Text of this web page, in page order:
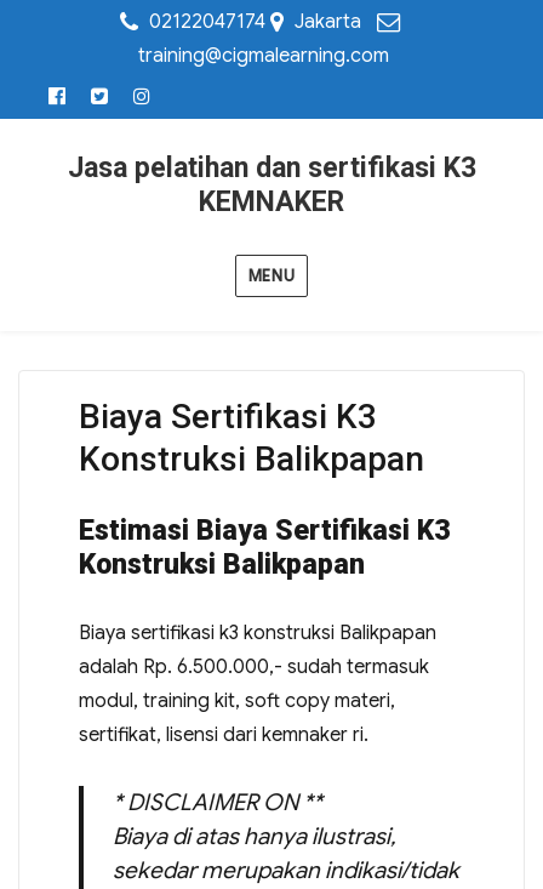
02122047174
Jakarta
training@cigmalearning.com
Jasa pelatihan dan sertifikasi K3
KEMNAKER
MENU
Biaya Sertifikasi K3
Konstruksi Balikpapan
Estimasi Biaya Sertifikasi K3
Konstruksi Balikpapan
Biaya sertifikasi k3 konstruksi Balikpapan
adalah Rp. 6.500.000,- sudah termasuk
modul, training kit, soft copy materi,
sertifikat, lisensi dari kemnaker ri.
* DISCLAIMER ON **
Biaya di atas hanya ilustrasi,
sekedar merupakan indikasi/tidak